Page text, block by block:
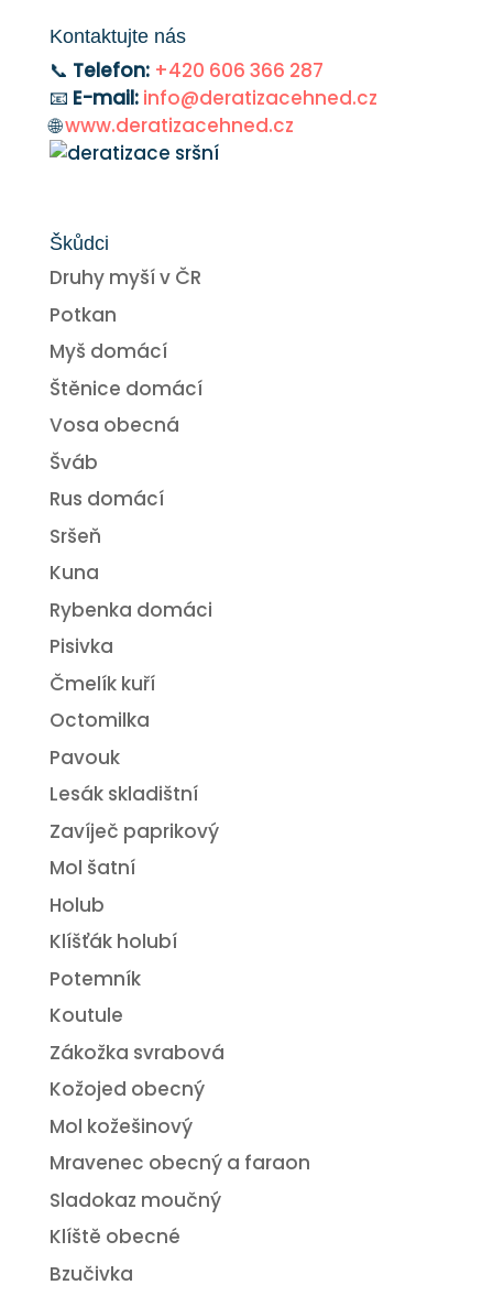
Kontaktujte nás
📞 Telefon: +420 606 366 287
📧 E-mail: info@deratizacehned.cz
🌐www.deratizacehned.cz
Škůdci
Druhy myší v ČR
Potkan
Myš domácí
Štěnice domácí
Vosa obecná
Šváb
Rus domácí
Sršeň
Kuna
Rybenka domáci
Pisivka
Čmelík kuří
Octomilka
Pavouk
Lesák skladištní
Zavíječ paprikový
Mol šatní
Holub
Klíšťák holubí
Potemník
Koutule
Zákožka svrabová
Kožojed obecný
Mol kožešinový
Mravenec obecný a faraon
Sladokaz moučný
Klíště obecné
Bzučivka